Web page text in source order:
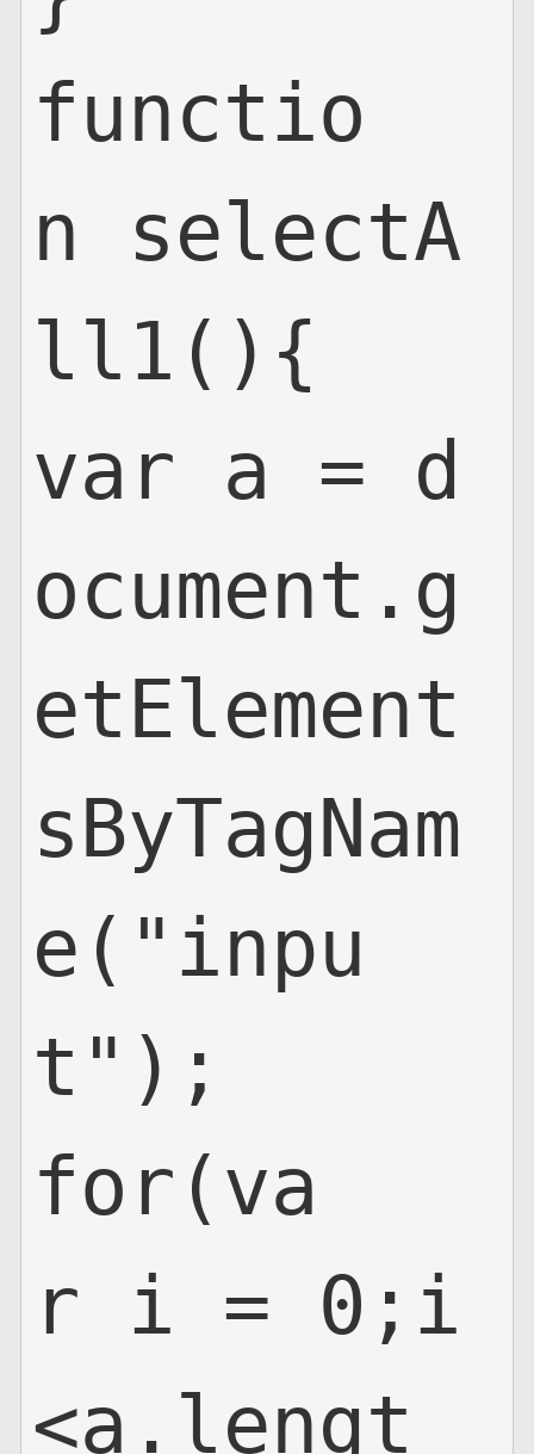
functio
n selectA
ll1(){
var a = d
ocument.g
etElement
sByTagNam
e("inpu
t");
for(va
r i = 0;i
<a.lengt